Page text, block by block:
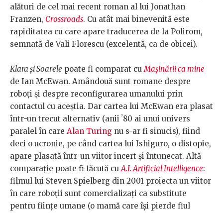
alături de cel mai recent roman al lui Jonathan
Franzen, Crossroads. Cu atât mai binevenită este
rapiditatea cu care apare traducerea de la Polirom,
semnată de Vali Florescu (excelentă, ca de obicei).
Klara și Soarele poate fi comparat cuMașinării ca mine
de Ian McEwan. Amândouă sunt romane despre
roboți și despre reconfigurarea umanului prin
contactul cu aceștia. Dar cartea lui McEwan era plasat
într-un trecut alternativ (anii ʼ80 ai unui univers
paralel în care Alan Turing nu s-ar fi sinucis), fiind
deci o ucronie, pe când cartea lui Ishiguro, o distopie,
apare plasată într-un viitor incert și întunecat. Altă
comparație poate fi făcută cuA.I. Artificial Intelligence:
filmul lui Steven Spielberg din 2001 proiecta un viitor
în care roboții sunt comercializați ca substitute
pentru ființe umane (o mamă care își pierde fiul